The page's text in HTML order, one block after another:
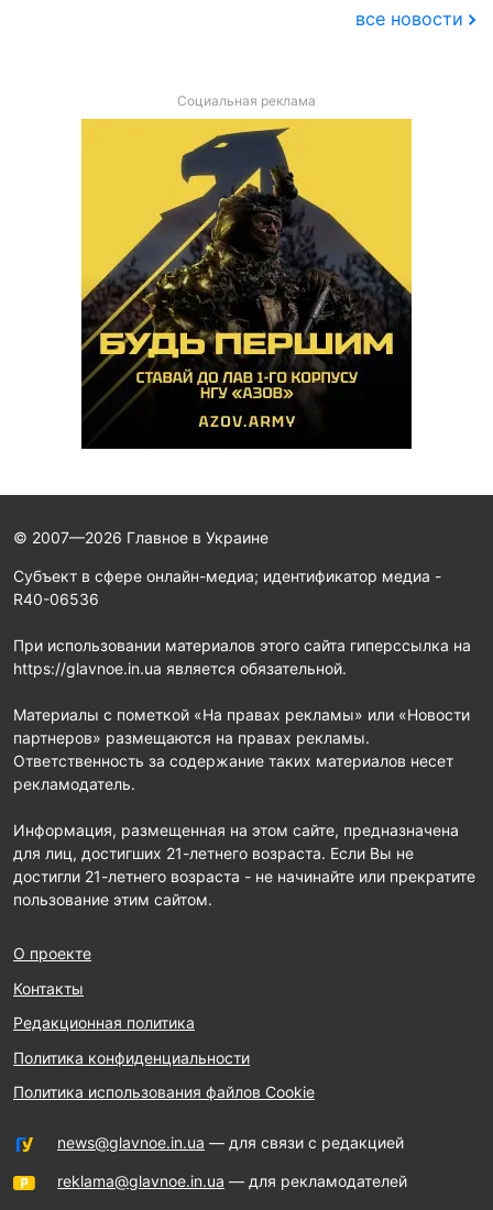
все новости
Социальная реклама
© 2007—2026 Главное в Украине
Субъект в сфере онлайн-медиа; идентификатор медиа -
R40-06536
При использовании материалов этого сайта гиперссылка на
https://glavnoe.in.ua является обязательной.
Материалы с пометкой «На правах рекламы» или «Новости
партнеров» размещаются на правах рекламы.
Ответственность за содержание таких материалов несет
рекламодатель.
Информация, размещенная на этом сайте, предназначена
для лиц, достигших 21-летнего возраста. Если Вы не
достигли 21-летнего возраста - не начинайте или прекратите
пользование этим сайтом.
О проекте
Контакты
Редакционная политика
Политика конфиденциальности
Политика использования файлов Cookie
news@glavnoe.in.ua — для связи с редакцией
reklama@glavnoe.in.ua — для рекламодателей